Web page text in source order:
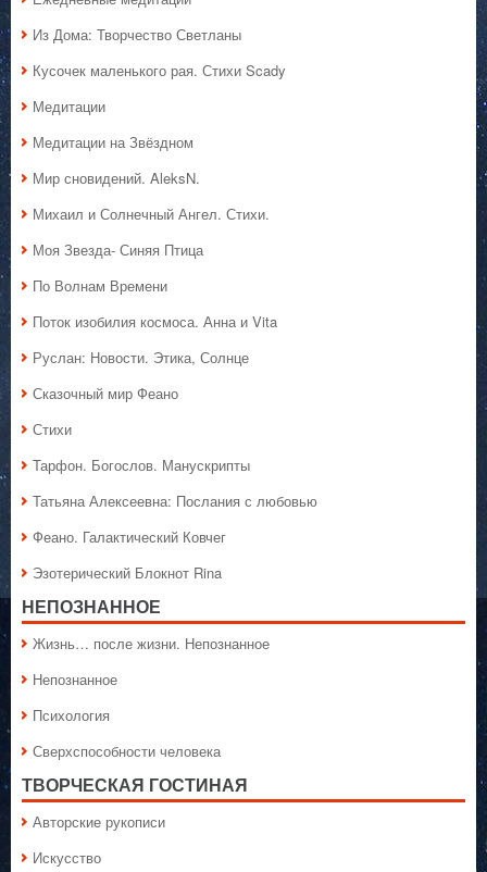
Из Дома: Творчество Светланы
Кусочек маленького рая. Стихи Scady
Медитации
Медитации на Звёздном
Мир сновидений. AleksN.
Михаил и Солнечный Ангел. Стихи.
Моя Звезда- Синяя Птица
По Волнам Времени
Поток изобилия космоса. Анна и Vita
Руслан: Новости. Этика, Солнце
Сказочный мир Феано
Стихи
Тарфон. Богослов. Манускрипты
Татьяна Алексеевна: Послания с любовью
Феано. Галактический Ковчег
Эзотерический Блокнот Rina
НЕПОЗНАННОЕ
Жизнь… после жизни. Непознанное
Непознанное
Психология
Сверхспособности человека
ТВОРЧЕСКАЯ ГОСТИНАЯ
Авторские рукописи
Искусство